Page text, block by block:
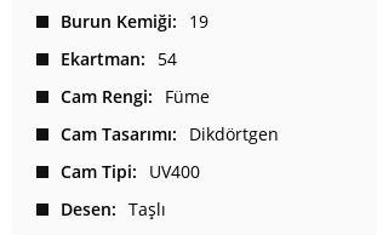
Burun Kemiği
19
Ekartman
54
Cam Rengi
Füme
Cam Tasarımı
Dikdörtgen
Cam Tipi
UV400
Desen
Taşlı